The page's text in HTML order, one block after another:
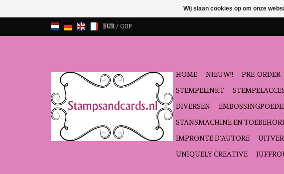
EUR/ GBP
HOME NIEUW!! PRE-ORDER
STEMPELINKT
DIVERSEN
STANSMACHINE EN
IMPRONTE D'AUTORE
UNIQUELY CREATIVE
Wij slaan cookies op om onze